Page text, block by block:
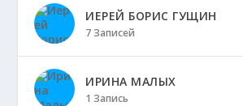
ИЕРЕЙ БОРИС ГУЩИН
7 Записей
ИРИНА МАЛЫХ
1 Запись